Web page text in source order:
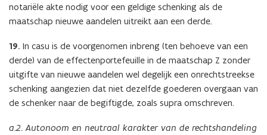
notariële akte nodig voor een geldige schenking als de
maatschap nieuwe aandelen uitreikt aan een derde.
19. In casu is de voorgenomen inbreng (ten behoeve van een
derde) van de effectenportefeuille in de maatschap Z zonder
uitgifte van nieuwe aandelen wel degelijk een onrechtstreekse
schenking aangezien dat niet dezelfde goederen overgaan van
de schenker naar de begiftigde, zoals supra omschreven.
a.2. Autonoom en neutraal karakter van de rechtshandeling